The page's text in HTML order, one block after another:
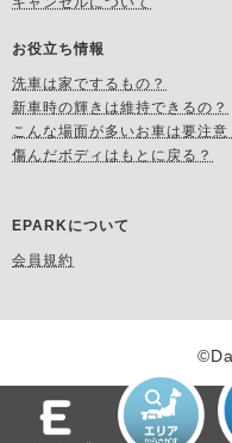
お役立ち情報
洗車は家でするもの？
新車時の輝きは維持できるの？
こんな場面が多いお車は要注意
傷んだボディはもとに戻る？
EPARKについて
会員規約